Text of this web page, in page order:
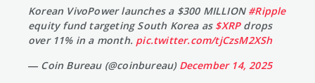
Korean VivoPower launches a $300 MILLION #Ripple
equity fund targeting South Korea as $XRPdrops
over 11% in a month. pic.twitter.com/tjCzsM2XSh
— Coin Bureau (@coinbureau) December 14, 2025